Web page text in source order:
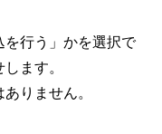
を行う」かを選択で
ます。
りません。